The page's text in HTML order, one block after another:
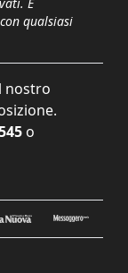
qualsiasi
nostro
o